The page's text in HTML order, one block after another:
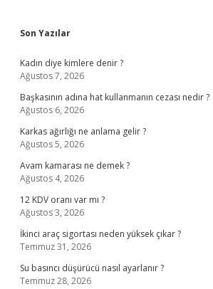
Sidebar
Son Yazılar
Kadın diye kimlere denir ?
Ağustos 7, 2026
Başkasının adına hat kullanmanın cezası nedir ?
Ağustos 6, 2026
Karkas ağırlığı ne anlama gelir ?
Ağustos 5, 2026
Avam kamarası ne demek ?
Ağustos 4, 2026
12 KDV oranı var mı ?
Ağustos 3, 2026
İkinci araç sigortası neden yüksek çıkar ?
Temmuz 31, 2026
Su basıncı düşürücü nasıl ayarlanır ?
Temmuz 28, 2026